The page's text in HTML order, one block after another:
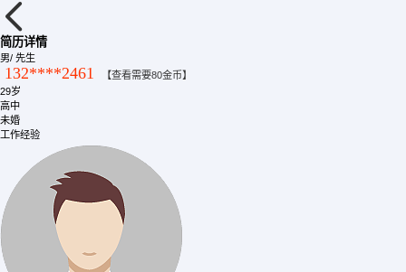
简历详情
男/ 先生
132****2461
【查看需要80金币】
29岁
高中
未婚
工作经验